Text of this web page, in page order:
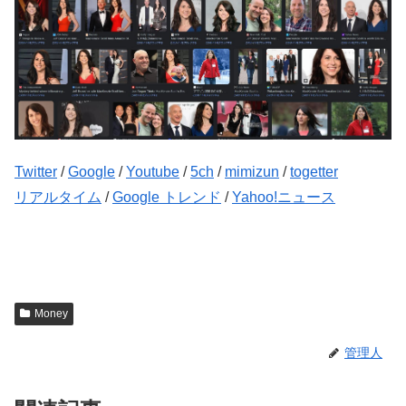
Twitter /Google /Youtube /5ch / mimizun /togetter
リアルタイム /Google トレンド /Yahoo!ニュース
Money
管理人